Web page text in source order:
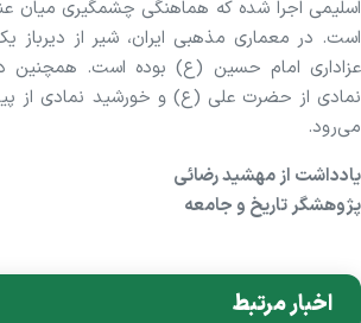
اسلیمی اجرا شده که هماهنگی چشمگیری میان
است. در معماری مذهبی ایران، شیر از دیرباز
عزاداری امام حسین (ع) بوده است. همچنین
نمادی از حضرت علی (ع) و خورشید نمادی از
می‌رود.
یادداشت از مهشید رضائی
پژوهشگر تاریخ و جامعه
اخبار مرتبط